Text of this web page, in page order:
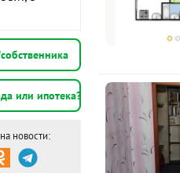
или ипотека?
новости:
Показать